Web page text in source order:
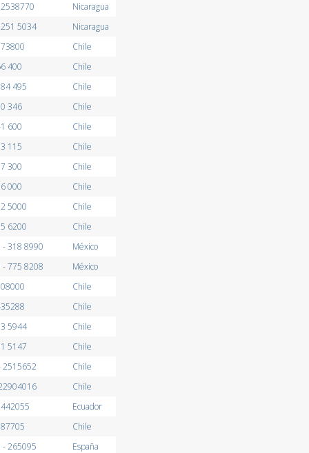
Nicaragua
5034
Nicaragua
Chile
400
Chile
495
Chile
346
Chile
600
Chile
115
Chile
300
Chile
000
Chile
5000
Chile
6200
Chile
- 318 8990
México
- 775 8208
México
Chile
Chile
5944
Chile
5147
Chile
2515652
Chile
Chile
Ecuador
Chile
- 265095
España